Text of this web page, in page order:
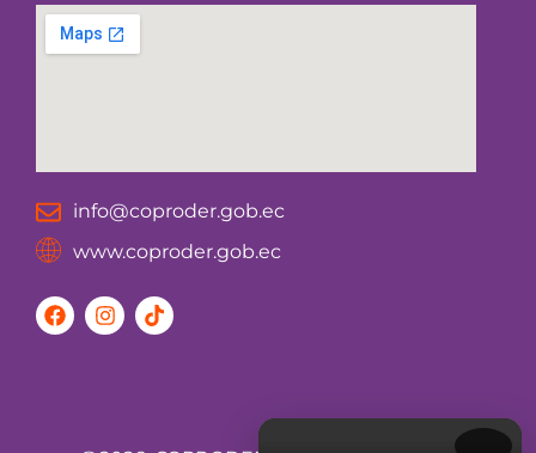
info@coproder.gob.ec
www.coproder.gob.ec
F
a
I
n
T
i